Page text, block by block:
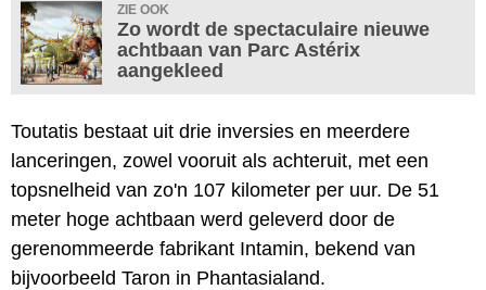
ZIE OOK
Zo wordt de spectaculaire nieuwe
achtbaan van Parc Astérix
aangekleed
Toutatis bestaat uit drie inversies en meerdere
lanceringen, zowel vooruit als achteruit, met een
topsnelheid van zo'n 107 kilometer per uur. De 51
meter hoge achtbaan werd geleverd door de
gerenommeerde fabrikant Intamin, bekend van
bijvoorbeeld Taron in Phantasialand.